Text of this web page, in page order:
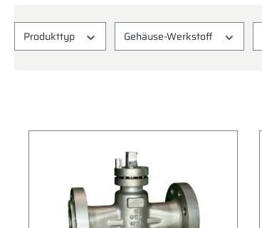
Produkttyp Gehäuse-Werkstoff